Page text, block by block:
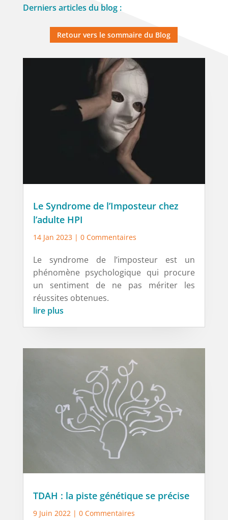
Derniers articles du blog :
Retour vers le sommaire du Blog
Le Syndrome de l’Imposteur chez
l’adulte HPI
14 Jan 2023| 0 Commentaires
Le syndrome de l’imposteur est un
phénomène psychologique qui procure
un sentiment de ne pas mériter les
réussites obtenues.
lire plus
TDAH : la piste génétique se précise
9 Juin 2022| 0 Commentaires